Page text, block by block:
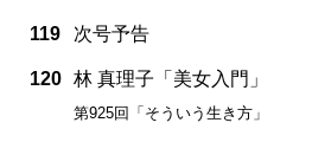
119 次号予告
120 林 真理子「美女入門」
第925回「そういう生き方」